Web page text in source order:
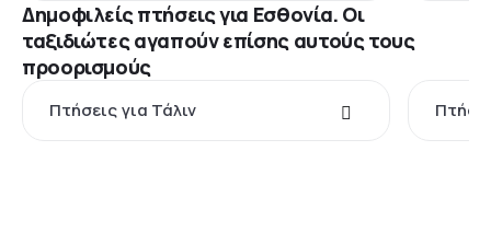
Δημοφιλείς πτήσεις για Εσθονία. Οι
ταξιδιώτες αγαπούν επίσης αυτούς τους
προορισμούς
Πτήσεις για Τάλιν